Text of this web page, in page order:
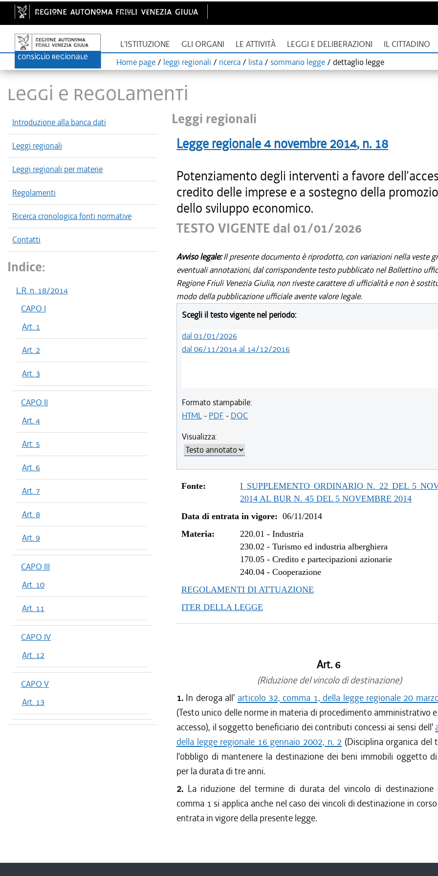
L'ISTITUZIONE GLI ORGANI LE ATTIVITÀ LEGGI E DELIBERAZIONI IL CITTADINO
Home page / leggi regionali / ricerca / lista / sommario legge / dettaglio legge
LEGGI E REGOLAMENTI
Introduzione alla banca dati
Leggi regionali
Leggi regionali per materie
Regolamenti
Ricerca cronologica fonti normative
Contatti
Indice:
L.R. n. 18/2014
CAPO I
Art. 1
Art. 2
Art. 3
CAPO II
Art. 4
Art. 5
Art. 6
Art. 7
Art. 8
Art. 9
CAPO III
Art. 10
Art. 11
CAPO IV
Art. 12
CAPO V
Art. 13
Leggi regionali
Legge regionale4 novembre 2014, n. 18
Potenziamento degli interventi a favore
credito delle imprese e a sostegno della
dello sviluppo economico.
TESTO VIGENTE dal 01/01/2026
Avviso legale:Il presente documento è riprodotto, con variazioni nella veste
eventuali annotazioni, dal corrispondente testo pubblicato nel Bollettino
Regione Friuli Venezia Giulia, non riveste carattere di ufficialità e non è
modo della pubblicazione ufficiale avente valore legale.
Scegli il testo vigente nel periodo:
dal 01/01/2026
dal 06/11/2014 al 14/12/2016
Formato stampabile:
HTML- PDF - DOC
Visualizza:
Fonte:
I SUPPLEMENTO ORDINARIO N. 22 DEL 5
2014 AL BUR N. 45 DEL 5 NOVEMBRE 2014
Data di entrata in vigore: 06/11/2014
Materia:
220.01 -Industria
230.02 -Turismo ed industria alberghiera
170.05 -Credito e partecipazioni azionarie
240.04 -Cooperazione
REGOLAMENTI DI ATTUAZIONE
ITER DELLA LEGGE
Art. 6
(Riduzione del vincolo di destinazione)
1. In deroga all' articolo 32, comma 1, della legge regionale 20
(Testo unico delle norme in materia di procedimento amministrativo
accesso), il soggetto beneficiario dei contributi concessi ai sensi dell'
della legge regionale 16 gennaio 2002, n. 2 (Disciplina organica del
l'obbligo di mantenere la destinazione dei beni immobili oggetto
per la durata di tre anni.
2. La riduzione del termine di durata del vincolo di destinazione
comma 1 si applica anche nel caso dei vincoli di destinazione in
entrata in vigore della presente legge.